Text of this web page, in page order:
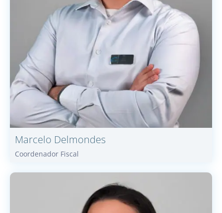
Marcelo Delmondes
Coordenador Fiscal